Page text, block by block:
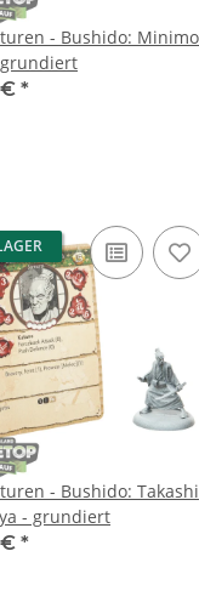
- Bushido:
*
- Bushido: Takashi
- grundiert
*